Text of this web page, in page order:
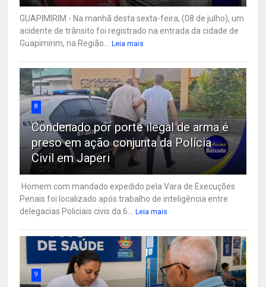
GUAPIMIRIM - Na manhã desta sexta-feira, (08 de julho), um
acidente de trânsito foi registrado na entrada da cidade de
Guapimirim, na Região...
Leia mais
8
Condenado por porte ilegal de arma é
preso em ação conjunta da Polícia
Civil em Japeri
Homem com mandado expedido pela Vara de Execuções
Penais foi localizado após trabalho de inteligência entre
delegacias Policiais civis da 6...
Leia mais
9